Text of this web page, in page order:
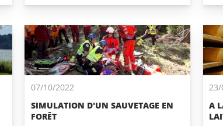
07/10/2022
SIMULATION D'UN SAUVETAGE EN
FORÊT
A